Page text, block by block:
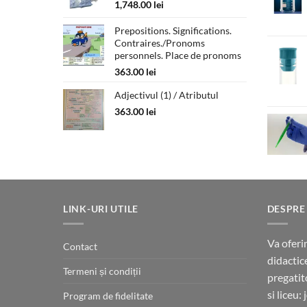
1,748.00 lei
Prepositions. Significations.
Contraires./Pronoms
personnels. Place de pronoms
363.00 lei
Adjectivul (1) / Atributul
363.00 lei
LINK-URI UTILE
Contact
Termeni și condiții
Program de fidelitate
Va
si liceu: